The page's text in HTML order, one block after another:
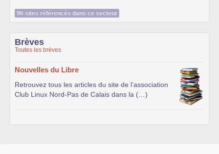
Brèves
Nouvelles du Libre
Retrouvez tous les articles du site de l’association